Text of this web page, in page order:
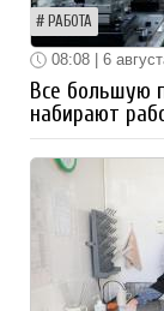
РАБОТА
08:08 | 6
Все большую
набирают